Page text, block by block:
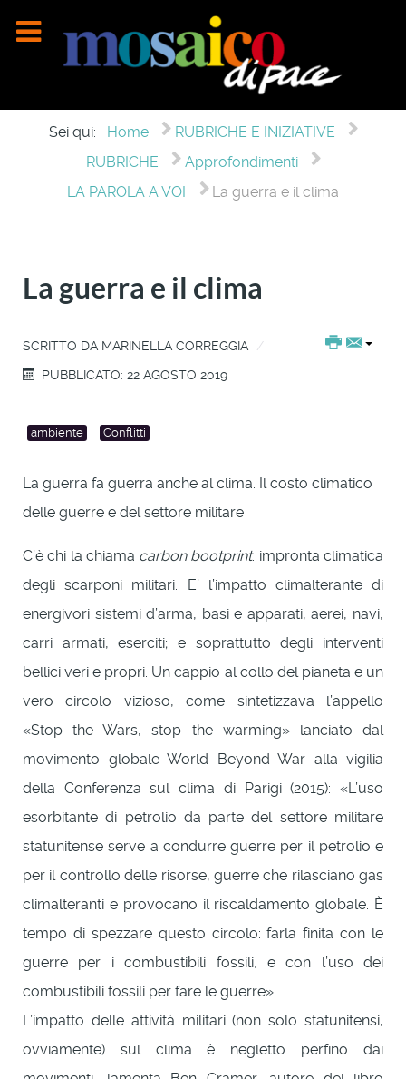
Sei qui: Home
RUBRICHE E INIZIATIVE
RUBRICHE
Approfondimenti
LA PAROLA A VOI
La guerra e il clima
La guerra e il clima
SCRITTO DA MARINELLA CORREGGIA
PUBBLICATO: 22 AGOSTO 2019
ambiente Conflitti
La guerra fa guerra anche al clima. Il costo climatico
delle guerre e del settore militare
C’è chi la chiama carbon bootprint: impronta climatica
degli scarponi militari. E’ l’impatto climalterante di
energivori sistemi d’arma, basi e apparati, aerei, navi,
carri armati, eserciti; e soprattutto degli interventi
bellici veri e propri. Un cappio al collo del pianeta e un
vero circolo vizioso, come sintetizzava l’appello
«Stop the Wars, stop the warming» lanciato dal
movimento globale World Beyond War alla vigilia
della Conferenza sul clima di Parigi (2015): «L’uso
esorbitante di petrolio da parte del settore militare
statunitense serve a condurre guerre per il petrolio e
per il controllo delle risorse, guerre che rilasciano gas
climalteranti e provocano il riscaldamento globale. È
tempo di spezzare questo circolo: farla finita con le
guerre per i combustibili fossili, e con l’uso dei
combustibili fossili per fare le guerre».
L’impatto delle attività militari (non solo statunitensi,
ovviamente) sul clima è negletto perfino dai